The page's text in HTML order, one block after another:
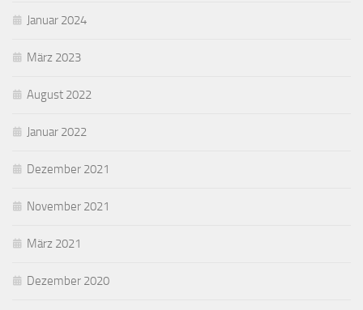
Januar 2024
März 2023
August 2022
Januar 2022
Dezember 2021
November 2021
März 2021
Dezember 2020